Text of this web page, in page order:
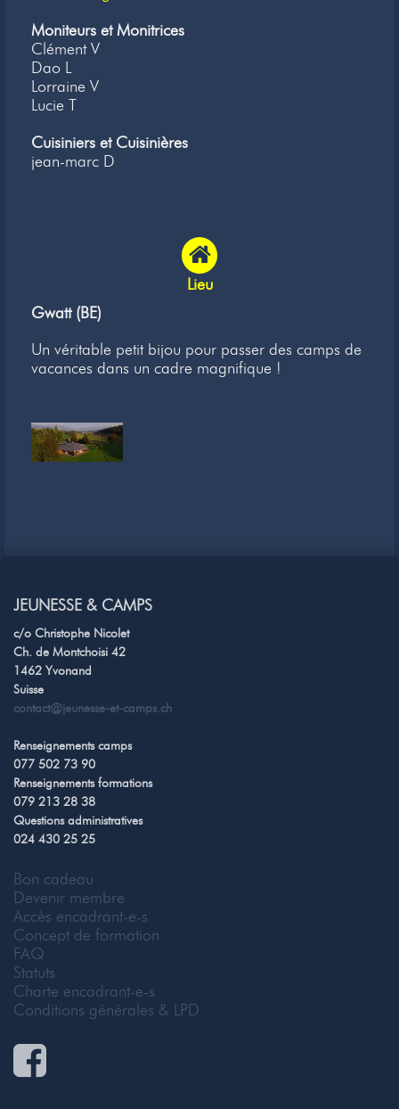
Moniteurs et Monitrices
Clément V
Dao L
Lorraine V
Lucie T
Cuisiniers et Cuisinières
jean-marc D
Lieu
Gwatt (BE)
Un véritable petit bijou pour passer des camps de
vacances dans un cadre magnifique !
JEUNESSE & CAMPS
c/o Christophe Nicolet
Ch. de Montchoisi 42
1462 Yvonand
Suisse
contact@jeunesse-et-camps.ch
Renseignements camps
077 502 73 90
Renseignements formations
079 213 28 38
Questions administratives
024 430 25 25
Bon cadeau
Devenir membre
Accès encadrant-e-s
Concept de formation
FAQ
Statuts
Charte encadrant-e-s
Conditions générales & LPD